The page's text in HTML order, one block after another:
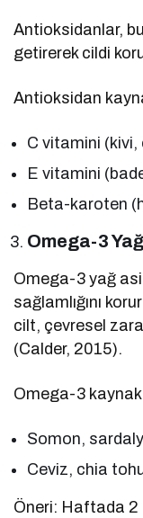
Antioksidanlar,
getirerek cildi
Antioksidan
C vitamini (kivi,
E vitamini
Beta-karoten
Omega-3
Omega-3 yağ
sağlamlığını
cilt, çevresel
(Calder, 2015).
Omega-3
Somon,
Ceviz, chia
Öneri: Haftada 2